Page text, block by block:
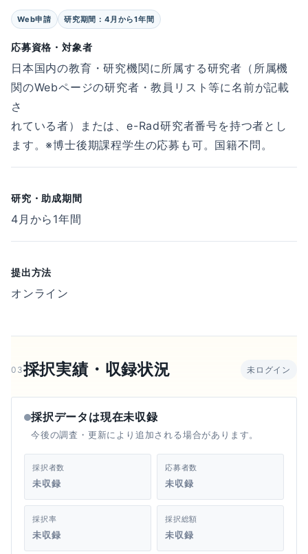
Web申請 研究期間：4月から1年間
応募資格・対象者
⽇本国内の教育・研究機関に所属する研究者（所属機
関のWebページの研究者・教員リスト等に名前が記載
さ
れている者）または、e-Rad研究者番号を持つ者とし
ます。※博⼠後期課程学⽣の応募も可。国籍不問。
研究・助成期間
4月から1年間
提出方法
オンライン
03採択実績・収録状況 未ログイン
採択データは現在未収録
今後の調査・更新により追加される場合があります。
採択者数
未収録
応募者数
未収録
採択率
未収録
採択総額
未収録